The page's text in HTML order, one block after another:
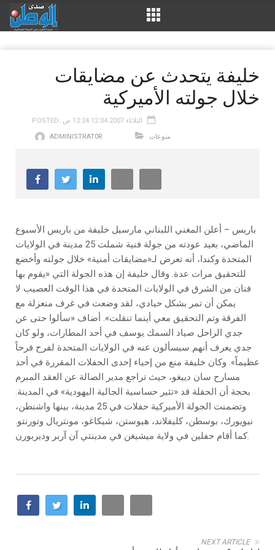
خليفة يتحدث عن مضايقات
خلال جولته الأميركية
POSTED: الثلاثاء 12.04.2007 12:24 ص
ADMINISTRAT0R
منوعات
باريس – أعلن المغني اللبناني مارسيل خليفة من باريس الأسبوع
الماضي، بعيد عودته من جولة فنية شملت 25 مدينة في الولايات
المتحدة وكندا، أنه تعرض لـ«مضايقات أمنية» خلال جولته وأخضع
للتحقيق مرات عدة. وقال خليفة إن هذه الجولة التي «يقوم بها
فنان من الشرق في الولايات المتحدة في هذا الوقت العصيب لا
يمكن أن تمر بشكل حيادي، لقد وضعت في غرف منعزلة مع
الفرقة وتم التحقيق معي أينما تنقلت». أضاف «سألوا حتى عن
جدي الراحل صياد السمك يوسف في أحد المطارات، ولو كان
جدي يعرف أنهم سيسألون عنه في الولايات المتحدة لفرح فرحاً
عظيماً». وكان خليفة منع من إحياء إحدى الحفلات المقررة في أحد
مسارح سان دييغو، حيث تراجع مدير الصالة عن العقد المبرم
بحجة أن الحفلة قد «تثير حساسية الجالية اليهودية» في المدينة.
وتضمنت الجولة الأميركية حفلات في 25 مدينة، بينها واشنطن،
نيويورك، بوسطن، كليفلاند، هيوستن، شيكاغو، مونتريال وتورنتو.
كما أقام حفلين في ولاية ميشيغن في مدينتي آن آربر وديربورن.
NEXT ARTICLE